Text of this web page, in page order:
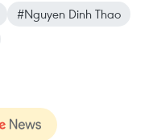
#Nguyen Dinh Thao